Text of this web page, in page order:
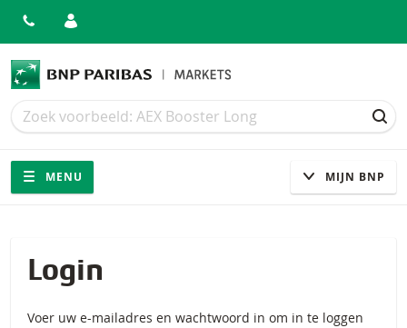
Zoek
Zoek
Navigatie
Site navigatie
MENU MIJN BNP
Login
Voer uw e-mailadres en wachtwoord in om in te loggen